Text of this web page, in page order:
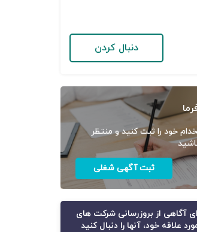
دنبال کردن
خود را ثبت کنید و منتظر
ثبت آگهی شغلی
آگاهی از بروزرسانی شرکت های
علاقه خود، آنها را دنبال کنید